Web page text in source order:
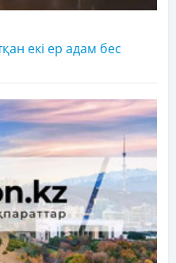
екі ер адам бес